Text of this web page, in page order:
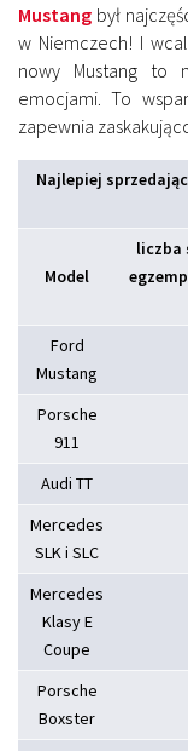
Mustang był
w Niemczech! I
nowy Mustang to
emocjami. To
zapewnia
Najlepiej
Model
liczba
Ford
Mustang
Porsche
911
Audi TT
Mercedes
SLK i SLC
Mercedes
Klasy E
Coupe
Porsche
Boxster